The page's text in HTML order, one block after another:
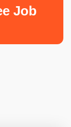
Job